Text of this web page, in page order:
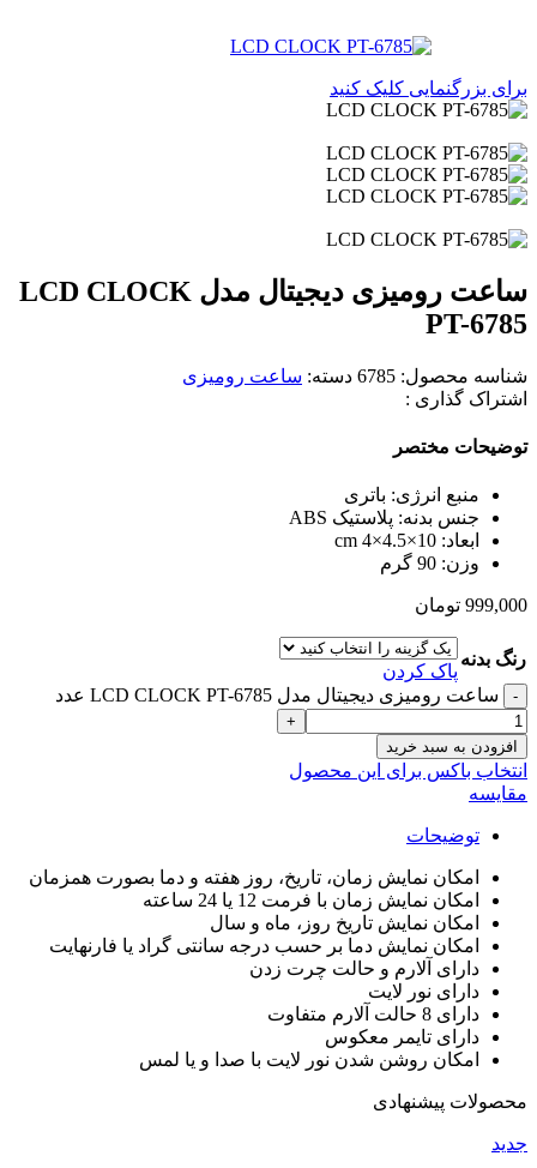
برای بزرگنمایی کلیک کنید
ساعت رومیزی دیجیتال مدل LCD CLOCK
PT-6785
شناسه محصول: 6785 دسته: ساعت رومیزی
اشتراک گذاری :
توضیحات مختصر
منبع انرژی: باتری
جنس بدنه: پلاستیک ABS
ابعاد: 10×4.5×4 cm
وزن: 90 گرم
999,000 تومان
رنگ بدنه
پاک کردن
ساعت رومیزی دیجیتال مدل LCD CLOCK PT-6785 عدد
افزودن به سبد خرید
انتخاب باکس برای این محصول
مقایسه
توضیحات
امکان نمایش زمان، تاریخ، روز هفته و دما بصورت همزمان
امکان نمایش زمان با فرمت 12 یا 24 ساعته
امکان نمایش تاریخ روز، ماه و سال
امکان نمایش دما بر حسب درجه سانتی گراد یا فارنهایت
دارای آلارم و حالت چرت زدن
دارای نور لایت
دارای 8 حالت آلارم متفاوت
دارای تایمر معکوس
امکان روشن شدن نور لایت با صدا و یا لمس
محصولات پیشنهادی
جدید